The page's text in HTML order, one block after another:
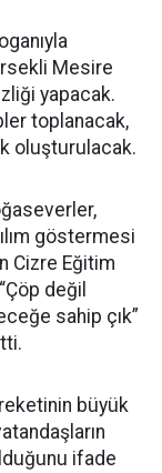
Mesire
yapacak.
toplanacak,
oluşturulacak.
göstermesi
Cizre Eğitim
değil
sahip çık”
büyük
ifade